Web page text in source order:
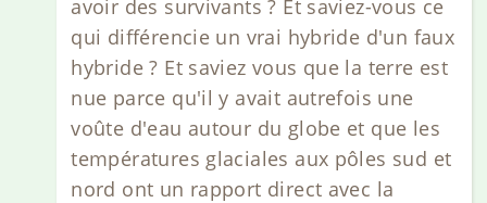
avoir des survivants ? Et saviez-vous ce
qui différencie un vrai hybride d'un faux
hybride ? Et saviez vous que la terre est
nue parce qu'il y avait autrefois une
voûte d'eau autour du globe et que les
températures glaciales aux pôles sud et
nord ont un rapport direct avec la